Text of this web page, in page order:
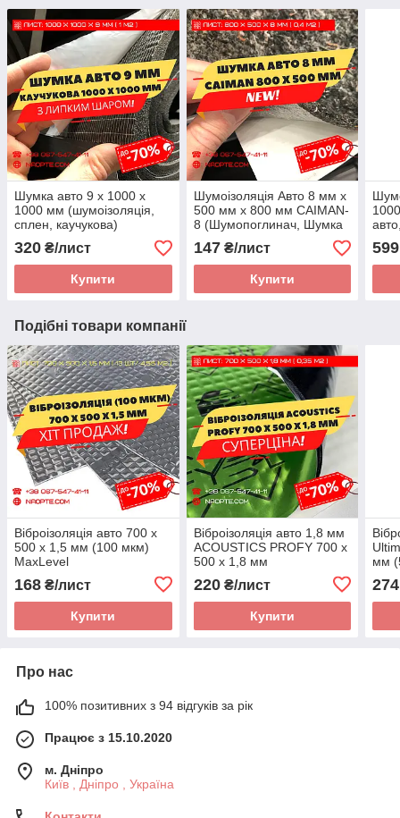
Шумка авто 9 х 1000 х
1000 мм (шумоізоляція,
сплен, каучукова)
320 ₴/лист
Купити
Шумоізоляція Авто 8 мм х
500 мм х 800 мм СAIMAN-
8 (Шумопоглинач, Шумка
147₴/лист
Купити
599
Подібні товари компанії
Віброізоляція авто 700 х
500 х 1,5 мм (100 мкм)
MaxLevel
168 ₴/лист
Купити
Віброізоляція авто 1,8 мм
ACOUSTICS PROFY 700 х
500 х 1,8 мм
220₴/лист
Купити
мм
274
Про нас
100% позитивних з 94 відгуків за рік
Працює з 15.10.2020
м. Дніпро
Київ , Дніпро , Україна